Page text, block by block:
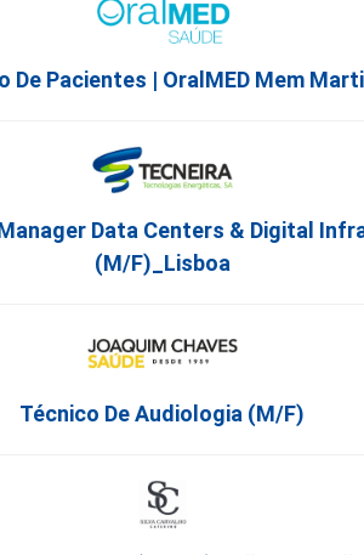
De Pacientes | OralMED Mem
Data Centers & Digital
(m/f)_Lisboa
Técnico De Audiologia (M/F)